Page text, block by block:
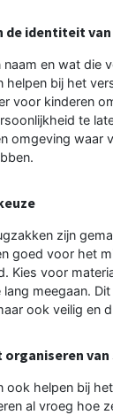
de identiteit
en wat die
helpen bij het
voor kinderen
te
omgeving waar
zijn
goed voor het
Kies voor
meegaan.
ook veilig en
organiseren
ook helpen bij
al vroeg hoe